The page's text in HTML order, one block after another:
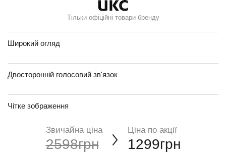
Тільки офіційні товари бренду
Широкий огляд
Двосторонній голосовий зв'язок
Чітке зображення
Звичайна ціна
2598грн
Ціна по акції
1299грн